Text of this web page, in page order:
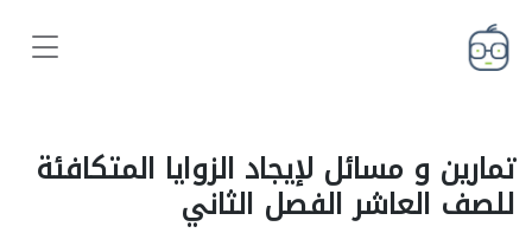
تمارين و مسائل لإيجاد الزوايا المتكافئة
للصف العاشر الفصل الثاني